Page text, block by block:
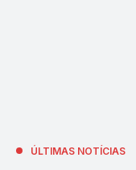
ÚLTIMAS NOTÍCIAS